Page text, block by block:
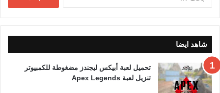
شاهد ايضا
تحميل لعبة أبيكس ليجندز مضغوطة للكمبيوتر
تنزيل لعبة Apex Legends